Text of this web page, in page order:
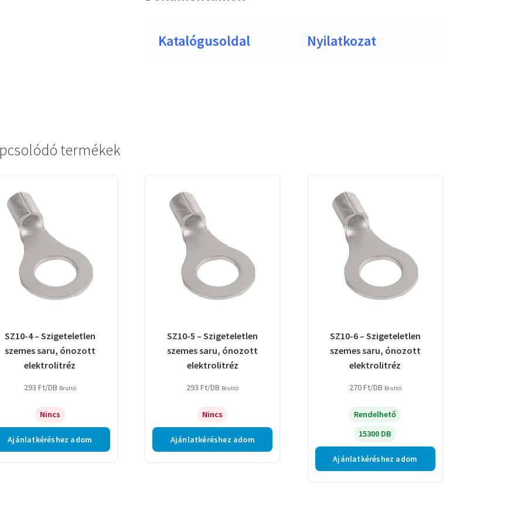
Katalógusoldal Nyilatkozat
termékek
SZ10-4 – Szigeteletlen
szemes saru, ónozott
elektrolitréz
293 Ft/DB Bruttó
Nincs
Ajánlatkéréshez adom
SZ10-5 – Szigeteletlen
szemes saru, ónozott
elektrolitréz
293Ft/DB Bruttó
Nincs
Ajánlatkéréshez adom
SZ10-6 – Szigeteletlen
szemes saru, ónozott
elektrolitréz
270Ft/DB Bruttó
Rendelhető
15300 DB
Ajánlatkéréshez adom